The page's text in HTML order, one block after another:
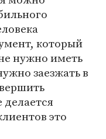
который
нужно иметь
заезжать в
это